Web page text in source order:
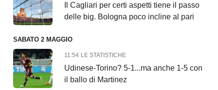
Il Cagliari per certi aspetti tiene il passo
delle big. Bologna poco incline al pari
SABATO 2 MAGGIO
11:54 LE STATISTICHE
Udinese-Torino? 5-1...ma anche 1-5 con
il ballo di Martinez